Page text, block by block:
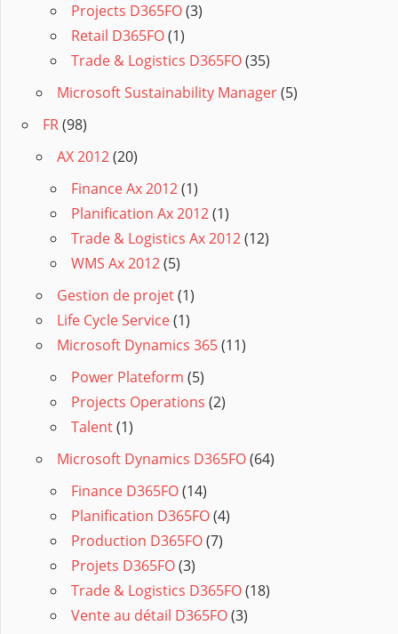
Projects D365FO(3)
Retail D365FO(1)
Trade & Logistics D365FO(35)
Microsoft Sustainability Manager(5)
FR(98)
AX 2012(20)
Finance Ax 2012(1)
Planification Ax 2012(1)
Trade & Logistics Ax 2012(12)
WMS Ax 2012(5)
Gestion de projet(1)
Life Cycle Service(1)
Microsoft Dynamics 365(11)
Power Plateform (5)
Projects Operations (2)
Talent(1)
Microsoft Dynamics D365FO(64)
Finance D365FO(14)
Planification D365FO(4)
Production D365FO(7)
Projets D365FO(3)
Trade & Logistics D365FO(18)
Vente au détail D365FO(3)